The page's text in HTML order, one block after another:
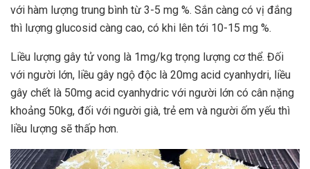
với hàm lượng trung bình từ 3-5 mg %. Sắn càng có vị đắng
thì lượng glucosid càng cao, có khi lên tới 10-15 mg %.
Liều lượng gây tử vong là 1mg/kg trọng lượng cơ thể. Đối
với người lớn, liều gây ngộ độc là 20mg acid cyanhydri, liều
gây chết là 50mg acid cyanhydric với người lớn có cân nặng
khoảng 50kg, đối với người già, trẻ em và người ốm yếu thì
liều lượng sẽ thấp hơn.